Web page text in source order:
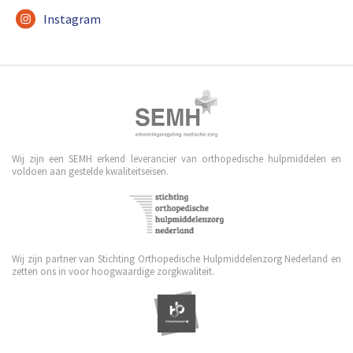
Instagram
Wij zijn een SEMH erkend leverancier van orthopedische hulpmiddelen en
voldoen aan gestelde kwaliteitseisen.
Wij zijn partner van Stichting Orthopedische Hulpmiddelenzorg Nederland en
zetten ons in voor hoogwaardige zorgkwaliteit.